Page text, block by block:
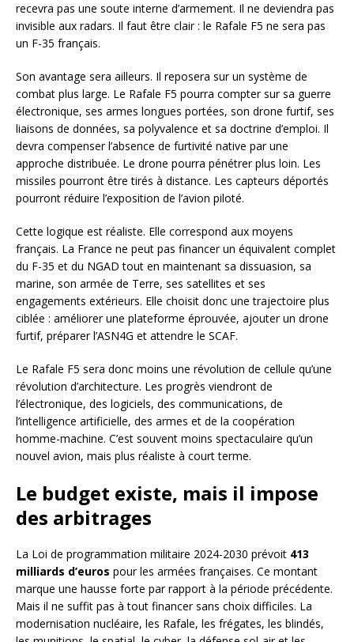
recevra pas une soute interne d’armement. Il ne deviendra pas
invisible aux radars. Il faut être clair : le Rafale F5 ne sera pas
un F-35 français.
Son avantage sera ailleurs. Il reposera sur un système de
combat plus large. Le Rafale F5 pourra compter sur sa guerre
électronique, ses armes longues portées, son drone furtif, ses
liaisons de données, sa polyvalence et sa doctrine d’emploi. Il
devra compenser l’absence de furtivité native par une
approche distribuée. Le drone pourra pénétrer plus loin. Les
missiles pourront être tirés à distance. Les capteurs déportés
pourront réduire l’exposition de l’avion piloté.
Cette logique est réaliste. Elle correspond aux moyens
français. La France ne peut pas financer un équivalent complet
du F-35 et du NGAD tout en maintenant sa dissuasion, sa
marine, son armée de Terre, ses satellites et ses
engagements extérieurs. Elle choisit donc une trajectoire plus
ciblée : améliorer une plateforme éprouvée, ajouter un drone
furtif, préparer l’ASN4G et attendre le SCAF.
Le Rafale F5 sera donc moins une révolution de cellule qu’une
révolution d’architecture. Les progrès viendront de
l’électronique, des logiciels, des communications, de
l’intelligence artificielle, des armes et de la coopération
homme-machine. C’est souvent moins spectaculaire qu’un
nouvel avion, mais plus réaliste à court terme.
Le budget existe, mais il impose
des arbitrages
La Loi de programmation militaire 2024-2030 prévoit 413
milliards d’euros pour les armées françaises. Ce montant
marque une hausse forte par rapport à la période précédente.
Mais il ne suffit pas à tout financer sans choix difficiles. La
modernisation nucléaire, les Rafale, les frégates, les blindés,